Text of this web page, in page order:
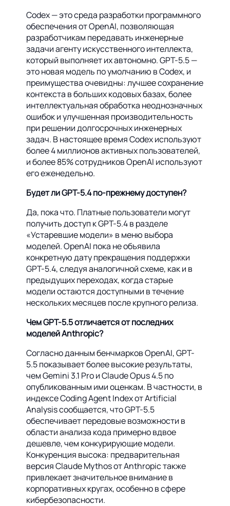
Codex — это среда разработки программного
обеспечения от OpenAI, позволяющая
разработчикам передавать инженерные
задачи агенту искусственного интеллекта,
который выполняет их автономно. GPT-5.5 —
это новая модель по умолчанию в Codex, и
преимущества очевидны: лучшее сохранение
контекста в больших кодовых базах, более
интеллектуальная обработка неоднозначных
ошибок и улучшенная производительность
при решении долгосрочных инженерных
задач. В настоящее время Codex используют
более 4 миллионов активных пользователей,
и более 85% сотрудников OpenAI используют
его еженедельно.
Будет ли GPT-5.4 по-прежнему доступен?
Да, пока что. Платные пользователи могут
получить доступ к GPT-5.4 в разделе
«Устаревшие модели» в меню выбора
моделей. OpenAI пока не объявила
конкретную дату прекращения поддержки
GPT-5.4, следуя аналогичной схеме, как и в
предыдущих переходах, когда старые
модели остаются доступными в течение
нескольких месяцев после крупного релиза.
Чем GPT-5.5 отличается от последних
моделей Anthropic?
Согласно данным бенчмарков OpenAI, GPT-
5.5 показывает более высокие результаты,
чем Gemini 3.1 Pro и Claude Opus 4.5 по
опубликованным ими оценкам. В частности, в
индексе Coding Agent Index от Artificial
Analysis сообщается, что GPT-5.5
обеспечивает передовые возможности в
области анализа кода примерно вдвое
дешевле, чем конкурирующие модели.
Конкуренция высока: предварительная
версия Claude Mythos от Anthropic также
привлекает значительное внимание в
корпоративных кругах, особенно в сфере
кибербезопасности.